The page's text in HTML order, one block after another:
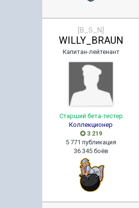
[B_S_N]
WILLY_BRAUN
Капитан-лейтенант
Старший бета-тестер
Коллекционер
3 219
5 771 публикация
36 345 боёв